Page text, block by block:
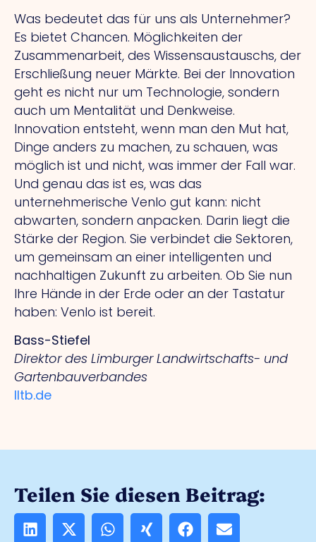
Was bedeutet das für uns als Unternehmer?
Es bietet Chancen. Möglichkeiten der
Zusammenarbeit, des Wissensaustauschs, der
Erschließung neuer Märkte. Bei der Innovation
geht es nicht nur um Technologie, sondern
auch um Mentalität und Denkweise.
Innovation entsteht, wenn man den Mut hat,
Dinge anders zu machen, zu schauen, was
möglich ist und nicht, was immer der Fall war.
Und genau das ist es, was das
unternehmerische Venlo gut kann: nicht
abwarten, sondern anpacken. Darin liegt die
Stärke der Region. Sie verbindet die Sektoren,
um gemeinsam an einer intelligenten und
nachhaltigen Zukunft zu arbeiten. Ob Sie nun
Ihre Hände in der Erde oder an der Tastatur
haben: Venlo ist bereit.
Bass-Stiefel
Direktor des Limburger Landwirtschafts- und
Gartenbauverbandes
lltb.de
Teilen Sie diesen Beitrag: